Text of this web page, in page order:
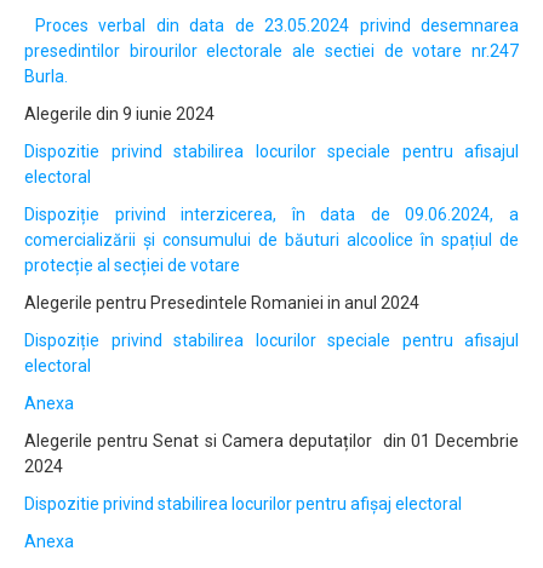
Proces verbal din data de 23.05.2024 privind desemnarea
presedintilor birourilor electorale ale sectiei de votare nr.247
Burla.
Alegerile din 9 iunie 2024
Dispozitie privind stabilirea locurilor speciale pentru afisajul
electoral
Dispoziție privind interzicerea, în data de 09.06.2024, a
comercializării și consumului de băuturi alcoolice în spațiul de
protecție al secției de votare
Alegerile pentru Presedintele Romaniei in anul 2024
Dispoziție privind stabilirea locurilor speciale pentru afisajul
electoral
Anexa
Alegerile pentru Senat si Camera deputaților din 01 Decembrie
2024
Dispozitie privind stabilirea locurilor pentru afișaj electoral
Anexa